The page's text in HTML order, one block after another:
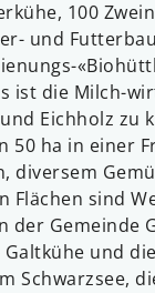
100
und
ist die Milch-
Eichholz zu
ha in einer
diversem
Flächen sind
der Gemeinde
und
Schwarzsee,